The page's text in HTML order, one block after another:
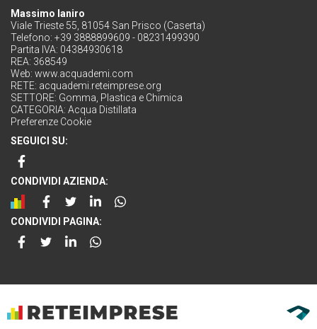
Massimo Ianiro
Viale Trieste 55, 81054 San Prisco (Caserta)
Telefono: +39 3888899609 - 08231499390
Partita IVA: 04384930618
REA: 368549
Web: www.acquademi.com
RETE: acquademi.reteimprese.org
SETTORE: Gomma, Plastica e Chimica
CATEGORIA: Acqua Distillata
Preferenze Cookie
SEGUICI SU:
CONDIVIDI AZIENDA:
CONDIVIDI PAGINA: